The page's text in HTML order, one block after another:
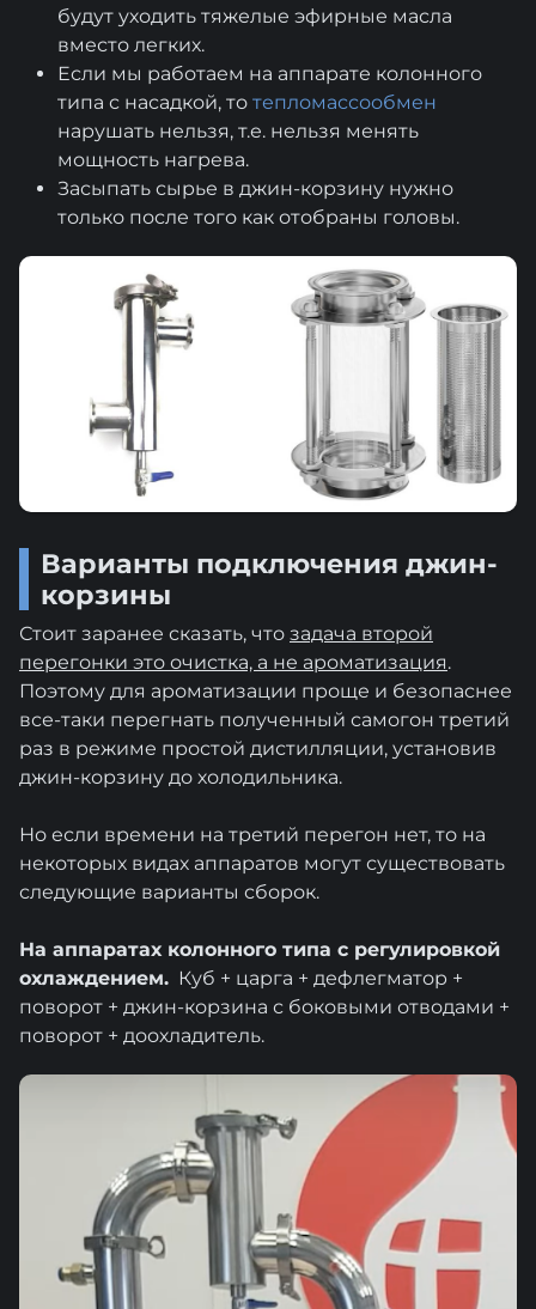
будут уходить тяжелые эфирные масла
вместо легких.
Если мы работаем на аппарате колонного
типа с насадкой, то тепломассообмен
нарушать нельзя, т.е. нельзя менять
мощность нагрева.
Засыпать сырье в джин-корзину нужно
только после того как отобраны головы.
Варианты подключения джин-
корзины
Стоит заранее сказать, что задача второй
перегонки это очистка, а не ароматизация.
Поэтому для ароматизации проще и безопаснее
все-таки перегнать полученный самогон третий
раз в режиме простой дистилляции, установив
джин-корзину до холодильника.
Но если времени на третий перегон нет, то на
некоторых видах аппаратов могут существовать
следующие варианты сборок.
На аппаратах колонного типа с регулировкой
охлаждением. Куб + царга + дефлегматор +
поворот + джин-корзина с боковыми отводами +
поворот + доохладитель.